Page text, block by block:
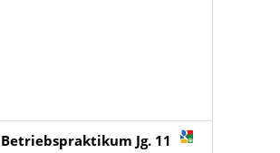
Betriebspraktikum Jg. 11